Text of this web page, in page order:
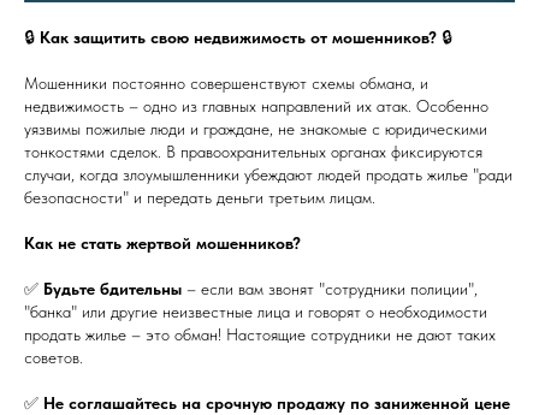
🔒 Как защитить свою недвижимость от мошенников? 🔒
Мошенники постоянно совершенствуют схемы обмана, и
недвижимость – одно из главных направлений их атак. Особенно
уязвимы пожилые люди и граждане, не знакомые с юридическими
тонкостями сделок. В правоохранительных органах фиксируются
случаи, когда злоумышленники убеждают людей продать жилье "ради
безопасности" и передать деньги третьим лицам.
Как не стать жертвой мошенников?
✅ Будьте бдительны – если вам звонят "сотрудники полиции",
"банка" или другие неизвестные лица и говорят о необходимости
продать жилье – это обман! Настоящие сотрудники не дают таких
советов.
✅ Не соглашайтесь на срочную продажу по заниженной цене